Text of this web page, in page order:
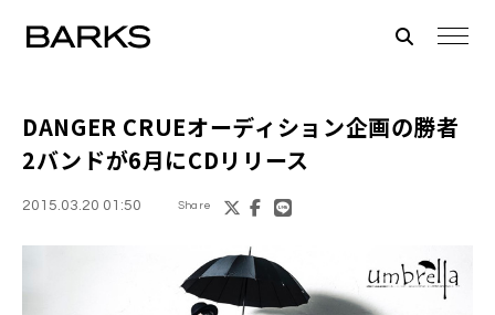
DANGER CRUEオーディション企画の勝者
2バンドが6月にCDリリース
2015.03.20 01:50 Share